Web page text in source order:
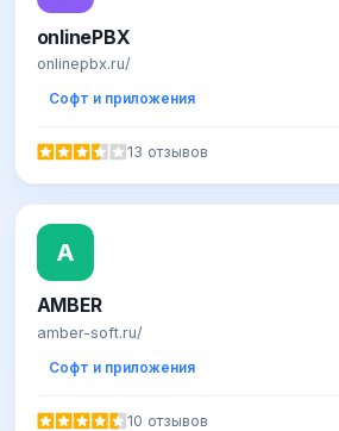
onlinePBX
onlinepbx.ru/
Софт и приложения
13 отзывов
A
AMBER
amber-soft.ru/
Софт и приложения
10 отзывов